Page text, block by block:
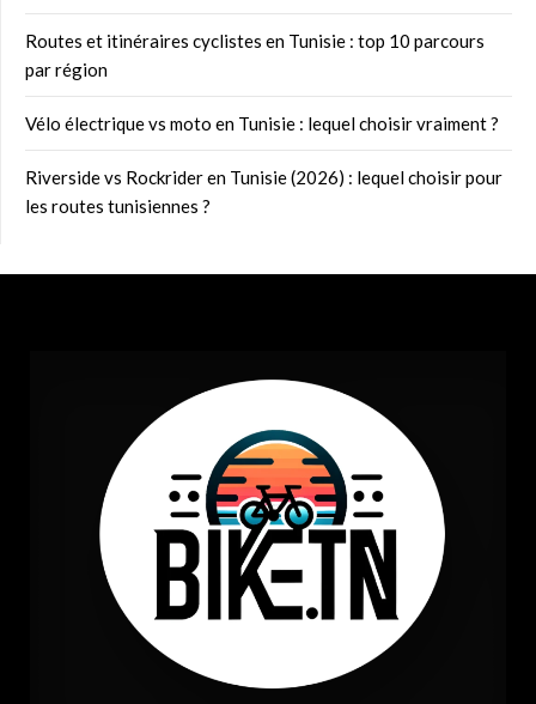
Routes et itinéraires cyclistes en Tunisie : top 10 parcours
par région
Vélo électrique vs moto en Tunisie : lequel choisir vraiment ?
Riverside vs Rockrider en Tunisie (2026) : lequel choisir pour
les routes tunisiennes ?